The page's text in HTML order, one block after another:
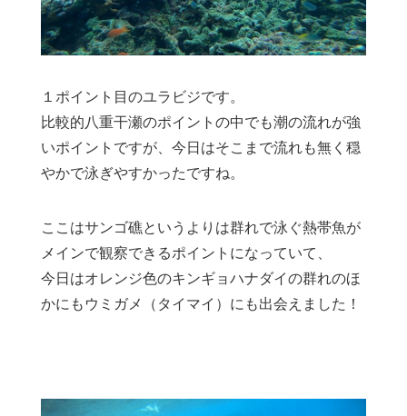
１ポイント目のユラビジです。
比較的八重干瀬のポイントの中でも潮の流れが強
いポイントですが、今日はそこまで流れも無く穏
やかで泳ぎやすかったですね。
ここはサンゴ礁というよりは群れで泳ぐ熱帯魚が
メインで観察できるポイントになっていて、
今日はオレンジ色のキンギョハナダイの群れのほ
かにもウミガメ（タイマイ）にも出会えました！